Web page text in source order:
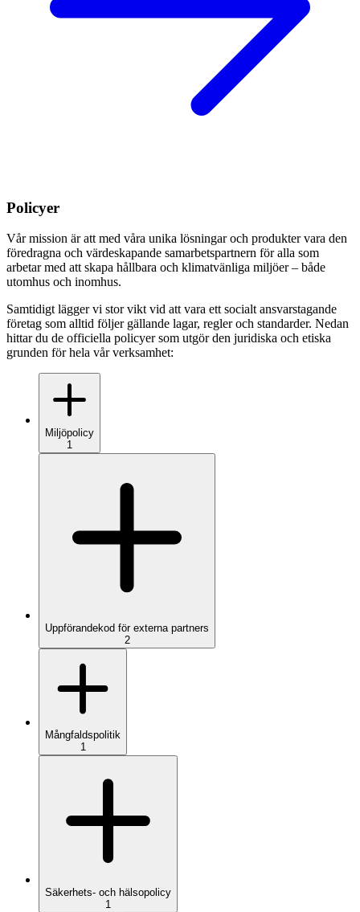
Policyer
Vår mission är att med våra unika lösningar och produkter vara den
föredragna och värdeskapande samarbetspartnern för alla som
arbetar med att skapa hållbara och klimatvänliga miljöer – både
utomhus och inomhus.
Samtidigt lägger vi stor vikt vid att vara ett socialt ansvarstagande
företag som alltid följer gällande lagar, regler och standarder. Nedan
hittar du de officiella policyer som utgör den juridiska och etiska
grunden för hela vår verksamhet:
Miljöpolicy
1
Uppförandekod för externa partners
2
Mångfaldspolitik
1
Säkerhets- och hälsopolicy
1